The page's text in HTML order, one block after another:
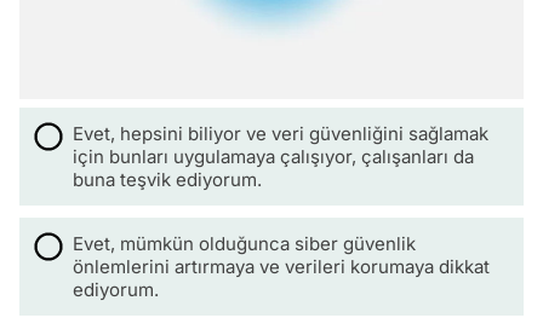
Evet, hepsini biliyor ve veri güvenliğini sağlamak
için bunları uygulamaya çalışıyor, çalışanları da
buna teşvik ediyorum.
Evet, mümkün olduğunca siber güvenlik
önlemlerini artırmaya ve verileri korumaya dikkat
ediyorum.